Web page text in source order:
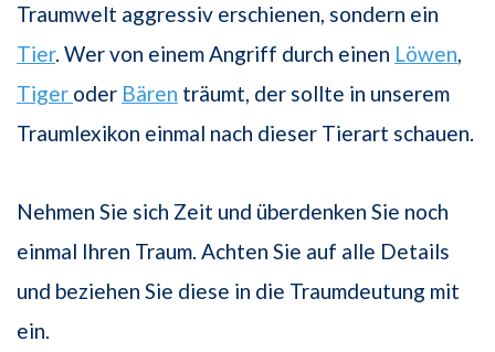
Traumwelt aggressiv erschienen, sondern ein
Tier. Wer von einem Angriff durch einen Löwen,
Tiger oder Bären träumt, der sollte in unserem
Traumlexikon einmal nach dieser Tierart schauen.
Nehmen Sie sich Zeit und überdenken Sie noch
einmal Ihren Traum. Achten Sie auf alle Details
und beziehen Sie diese in die Traumdeutung mit
ein.